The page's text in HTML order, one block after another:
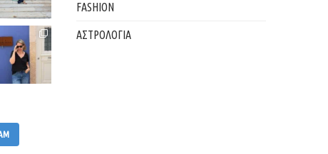
FASHION
ΑΣΤΡΟΛΟΓΙΑ